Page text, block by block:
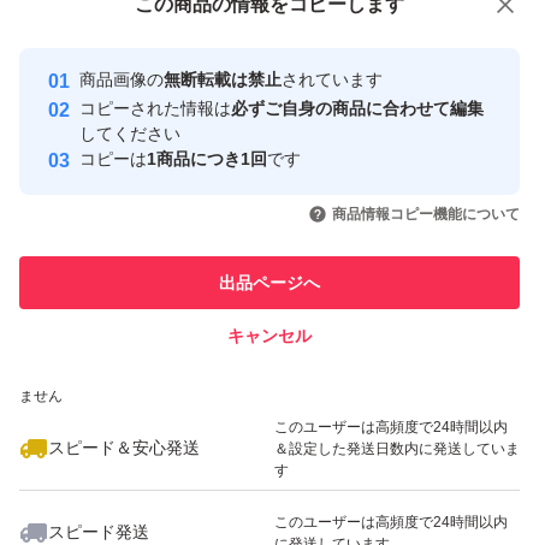
安心取引出品者
心・安全なユーザーです
取引実績
引を完了させた実績があります
での取引実績があります
ません
スピード＆安心発送
このユーザーは高頻度で24時間以内
＆設定した発送日数内に発送していま
す
スピード発送
このユーザーは高頻度で24時間以内
この商品の情報をコピーします
商品画像の無断転載は禁止されています
コピーされた情報は必ずご自身の商品に合わせて編集
してください
コピーは1商品につき1回です
商品情報コピー機能について
出品ページへ
キャンセル
この商品をみている人にオススメ